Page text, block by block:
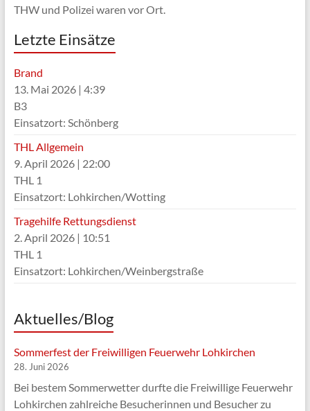
THW und Polizei waren vor Ort.
Letzte Einsätze
Brand
13. Mai 2026| 4:39
B3
Einsatzort: Schönberg
THL Allgemein
9. April 2026| 22:00
THL 1
Einsatzort: Lohkirchen/Wotting
Tragehilfe Rettungsdienst
2. April 2026| 10:51
THL 1
Einsatzort: Lohkirchen/Weinbergstraße
Aktuelles/Blog
Sommerfest der Freiwilligen Feuerwehr Lohkirchen
28. Juni 2026
Bei bestem Sommerwetter durfte die Freiwillige Feuerwehr
Lohkirchen zahlreiche Besucherinnen und Besucher zu